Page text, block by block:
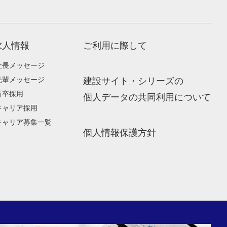
人情報
長メッセージ
輩メッセージ
卒採用
ャリア採用
ャリア募集一覧
ご利用に際して
建設サイト・シリーズの
個人データの共同利用について
個人情報保護方針